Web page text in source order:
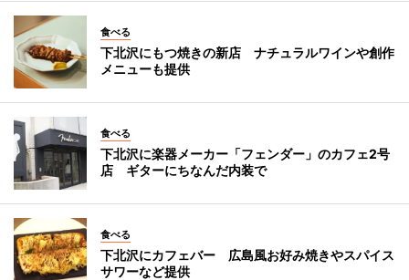
食べる
下北沢にもつ焼きの新店 ナチュラルワインや創作
メニューも提供
食べる
下北沢に楽器メーカー「フェンダー」のカフェ2号
店 ギターにちなんだ内装で
食べる
下北沢にカフェバー 広島風お好み焼きやスパイス
サワーなど提供